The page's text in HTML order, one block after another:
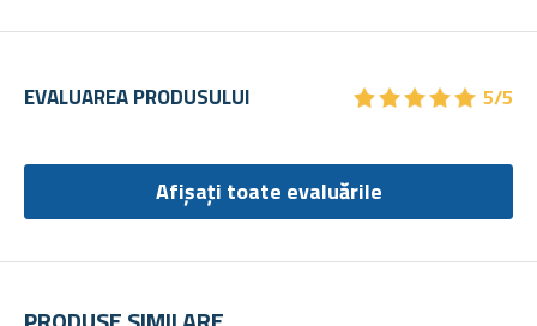
EVALUAREA PRODUSULUI ★★★★★
★★★★★ 5/5
Afișați toate evaluările